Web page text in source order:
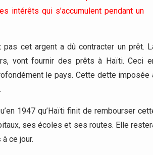
intérêts qui s’accumulent pendant un
pas cet argent a dû contracter un prêt.
vont fournir des prêts à Haïti. Ceci
le pays. Cette dette imposée
1947 qu’Haïti finit de rembourser
ses écoles et ses routes. Elle
ce jour.